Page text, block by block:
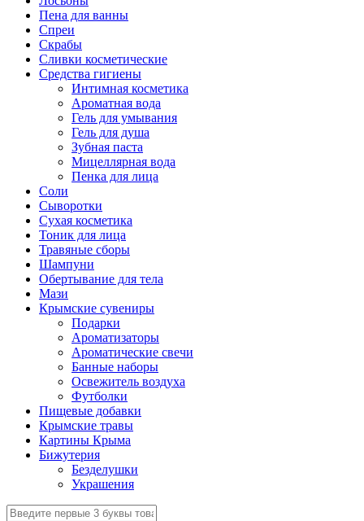
Пена для ванны
Спреи
Скрабы
Сливки косметические
Средства гигиены
Интимная косметика
Ароматная вода
Гель для умывания
Гель для душа
Зубная паста
Мицеллярная вода
Пенка для лица
Соли
Сыворотки
Сухая косметика
Тоник для лица
Травяные сборы
Шампуни
Обертывание для тела
Мази
Крымские сувениры
Подарки
Ароматизаторы
Ароматические свечи
Банные наборы
Освежитель воздуха
Футболки
Пищевые добавки
Крымские травы
Картины Крыма
Бижутерия
Безделушки
Украшения